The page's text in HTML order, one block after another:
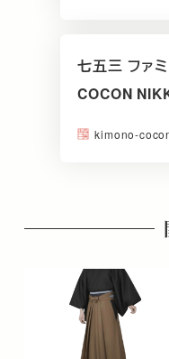
七五三 ファ
COCON
kimono-